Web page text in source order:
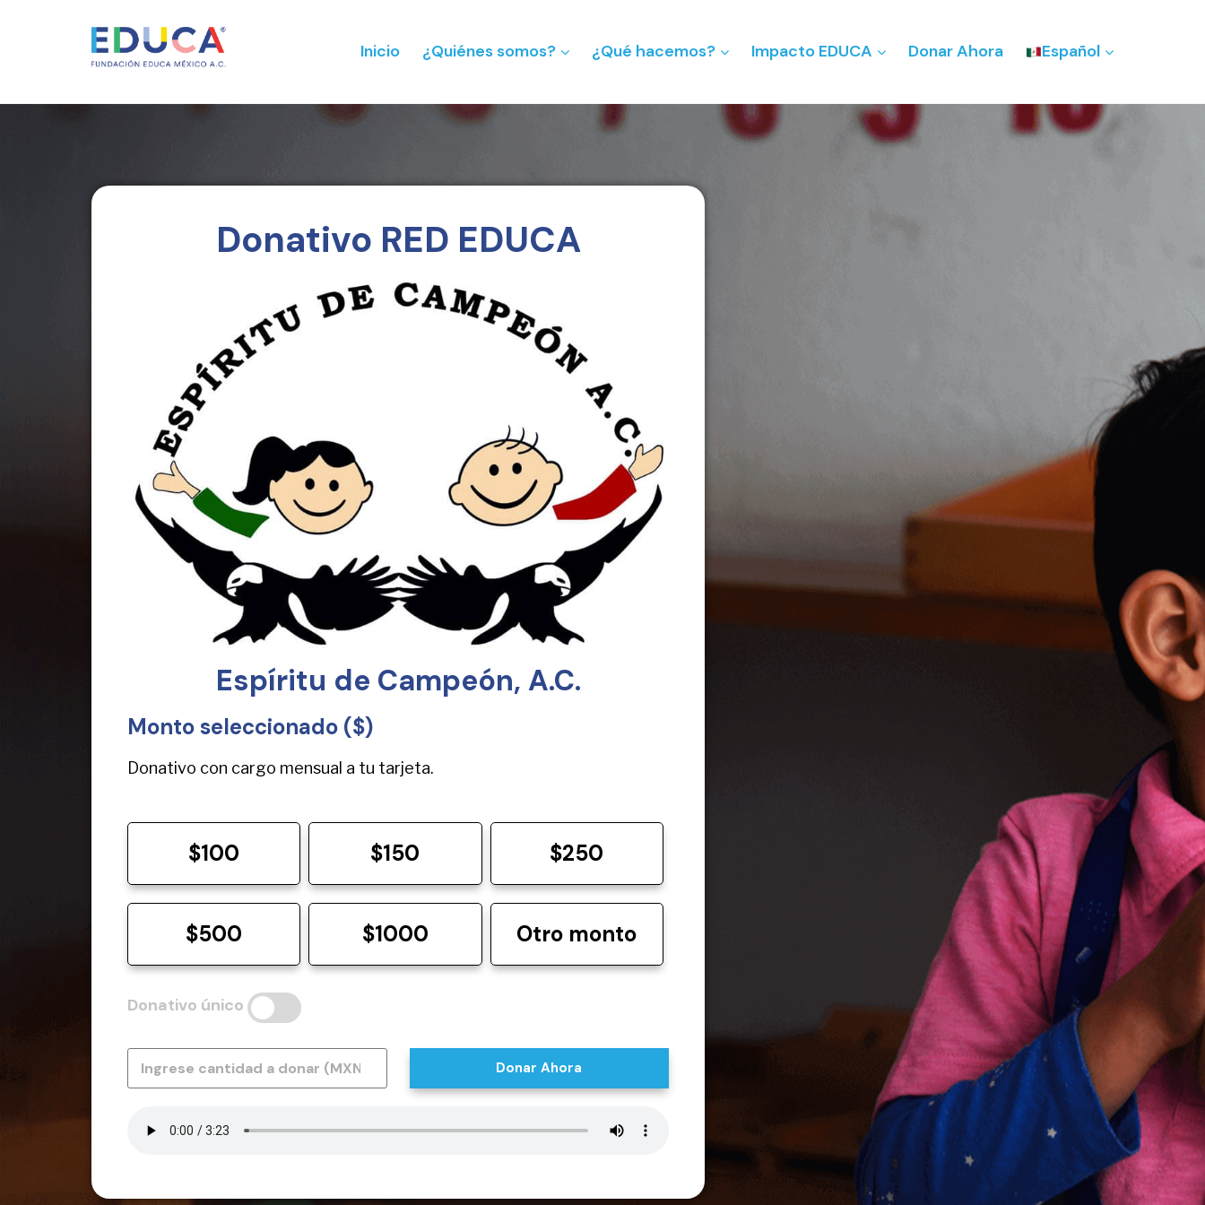
Inicio ¿Quiénes somos? ¿Qué hacemos? Impacto EDUCA Donar Ahora Español
Donativo RED EDUCA
Espíritu de Campeón, A.C.
Monto seleccionado ($)
Donativo con cargo mensual a tu tarjeta.
$100 $150 $250
$500 $1000 Otro monto
Donativo único
Donar Ahora